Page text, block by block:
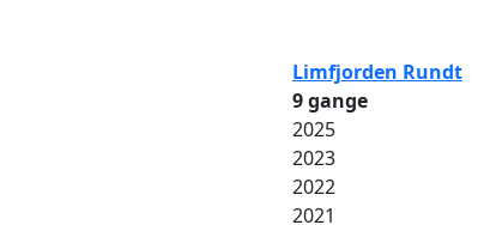
Limfjorden Rundt
9 gange
2025
2023
2022
2021